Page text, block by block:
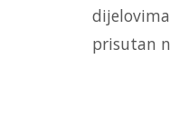
prisutan